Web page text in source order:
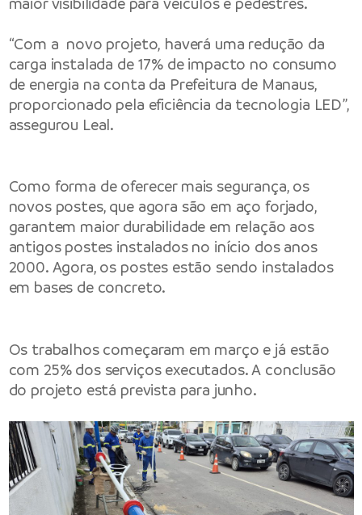
“Com a novo projeto, haverá uma redução da
carga instalada de 17% de impacto no consumo
de energia na conta da Prefeitura de Manaus,
proporcionado pela eficiência da tecnologia LED”,
assegurou Leal.
Como forma de oferecer mais segurança, os
novos postes, que agora são em aço forjado,
garantem maior durabilidade em relação aos
antigos postes instalados no início dos anos
2000. Agora, os postes estão sendo instalados
em bases de concreto.
Os trabalhos começaram em março e já estão
com 25% dos serviços executados. A conclusão
do projeto está prevista para junho.